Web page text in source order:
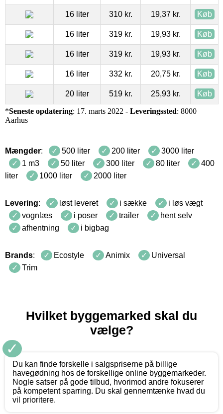
16 liter 310 kr. 19,37 kr. Køb
16 liter 319 kr. 19,93 kr. Køb
16 liter 319 kr. 19,93 kr. Køb
16 liter 332 kr. 20,75 kr. Køb
20 liter 519 kr. 25,93 kr. Køb
*Seneste opdatering: 17. marts 2022 - Leveringssted: 8000
Aarhus
Mængder: 500 liter 200 liter
3000 liter
1 m3
50 liter 300 liter 80 liter
400
liter
1000 liter 2000 liter
Levering: løst leveret i sække
i løs vægt
vognlæs
i poser trailer
hent selv
afhentning
i bigbag
Brands: Ecostyle Animix
Universal
Trim
Hvilket byggemarked skal du
vælge?
✓
Du kan finde forskelle i salgspriserne på billige
havegødning hos de forskellige online byggemarkeder.
Nogle satser på gode tilbud, hvorimod andre fokuserer
på kompetent sparring. Du skal gennemtænke hvad du
vil prioritere.